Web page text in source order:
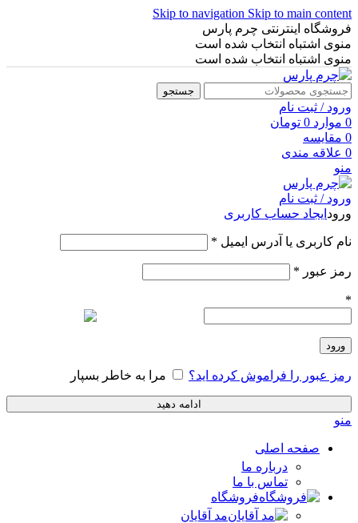
Skip to navigation Skip to main content
فروشگاه اینترنتی چرم پارس
منوی اشتباه انتخاب شده است
منوی اشتباه انتخاب شده است
جستجو
ورود / ثبت نام
0 موارد 0 تومان
0 مقایسه
0 علاقه مندی
منو
ورود / ثبت نام
ورود ایجاد حساب کاربری
نام کاربری یا آدرس ایمیل *
رمز عبور *
*
ورود
رمز عبور را فراموش کرده اید؟ مرا به خاطر بسپار
ادامه دهید
منو
صفحه اصلی
درباره ما
تماس با ما
فروشگاه
مد آقایان